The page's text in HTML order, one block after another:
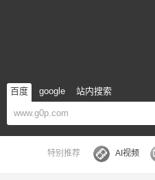
百度 google 站内搜索
特别推荐 AI视频